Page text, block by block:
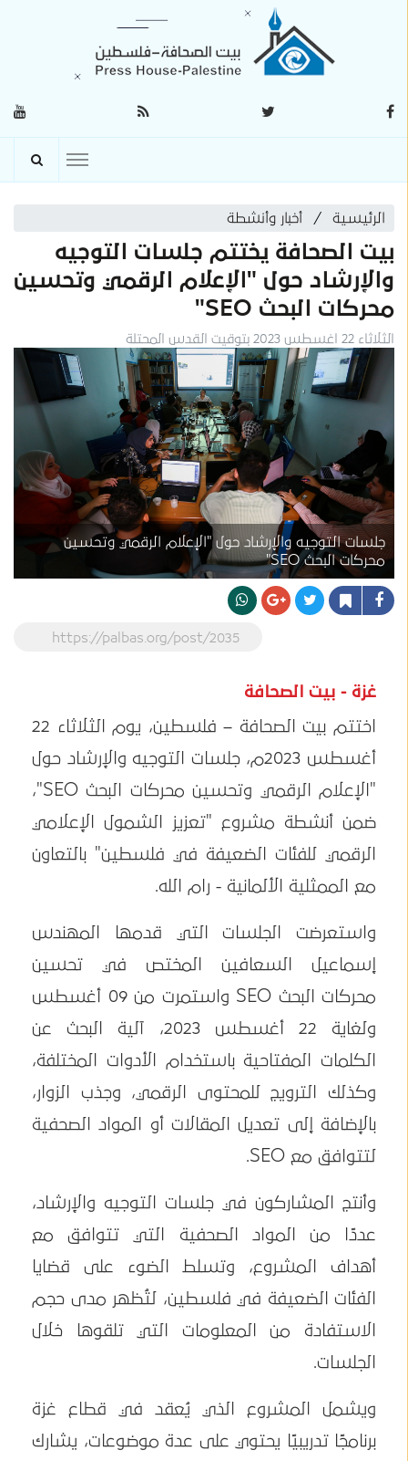
الرئيسية أخبار وأنشطة
بيت الصحافة يختتم جلسات التوجيه
والإرشاد حول "الإعلام الرقمي وتحسين
محركات البحث SEO"
الثلاثاء 22 اغسطس 2023 بتوقيت القدس المحتلة
جلسات التوجيه والإرشاد حول "الإعلام الرقمي وتحسين
محركات البحث SEO"
https://palbas.org/post/2035
غزة - بيت الصحافة
اختتم بيت الصحافة – فلسطين، يوم الثلاثاء 22
أغسطس 2023م، جلسات التوجيه والإرشاد حول
"الإعلام الرقمي وتحسين محركات البحث SEO"،
ضمن أنشطة مشروع "تعزيز الشمول الإعلامي
الرقمي للفئات الضعيفة في فلسطين" بالتعاون
مع الممثلية الألمانية - رام الله.
واستعرضت الجلسات التي قدمها المهندس
إسماعيل السعافين المختص في تحسين
محركات البحث SEO واستمرت من 09 أغسطس
ولغاية 22 أغسطس 2023، آلية البحث عن
الكلمات المفتاحية باستخدام الأدوات المختلفة،
وكذلك الترويج للمحتوى الرقمي، وجذب الزوار،
بالإضافة إلى تعديل المقالات أو المواد الصحفية
لتتوافق مع SEO.
وأنتج المشاركون في جلسات التوجيه والإرشاد،
عددًا من المواد الصحفية التي تتوافق مع
أهداف المشروع، وتسلط الضوء على قضايا
الفئات الضعيفة في فلسطين، لتُظهر مدى حجم
الاستفادة من المعلومات التي تلقوها خلال
الجلسات.
ويشمل المشروع الذي يُعقد في قطاع غزة
برنامجًا تدريبيًا يحتوي على عدة موضوعات، يشارك